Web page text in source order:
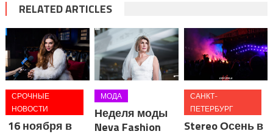
RELATED ARTICLES
СРОЧНЫЕ
НОВОСТИ
16 ноября в
МОДА
Неделя моды
Neva Fashion
САНКТ-
ПЕТЕРБУРГ
Stereo Осень в